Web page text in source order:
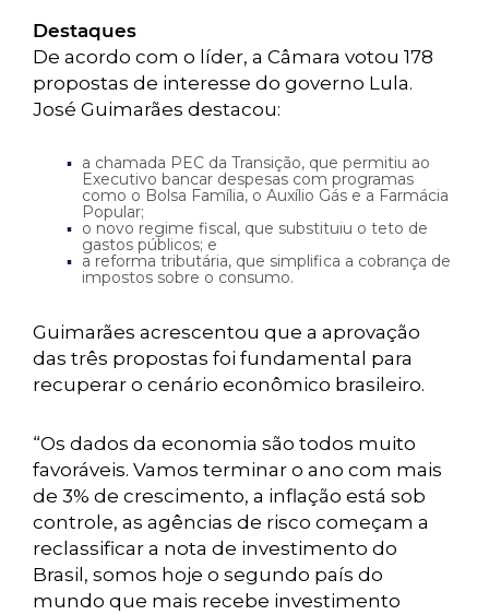
Destaques
De acordo com o líder, a Câmara votou 178
propostas de interesse do governo Lula.
José Guimarães destacou:
a chamada PEC da Transição, que permitiu ao
Executivo bancar despesas com programas
como o Bolsa Família, o Auxílio Gás e a Farmácia
Popular;
o novo regime fiscal, que substituiu o teto de
gastos públicos; e
a reforma tributária, que simplifica a cobrança de
impostos sobre o consumo.
Guimarães acrescentou que a aprovação
das três propostas foi fundamental para
recuperar o cenário econômico brasileiro.
“Os dados da economia são todos muito
favoráveis. Vamos terminar o ano com mais
de 3% de crescimento, a inflação está sob
controle, as agências de risco começam a
reclassificar a nota de investimento do
Brasil, somos hoje o segundo país do
mundo que mais recebe investimento